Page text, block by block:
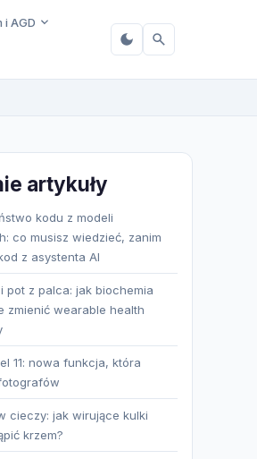
i AGD
artykuły
kodu z modeli
co musisz wiedzieć, zanim
z asystenta AI
pot z palca: jak biochemia
zmienić wearable health
11: nowa funkcja, która
cieczy: jak wirujące kulki
krzem?